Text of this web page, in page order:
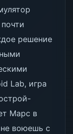
решение
Lab, игра
Марс в
воюешь с